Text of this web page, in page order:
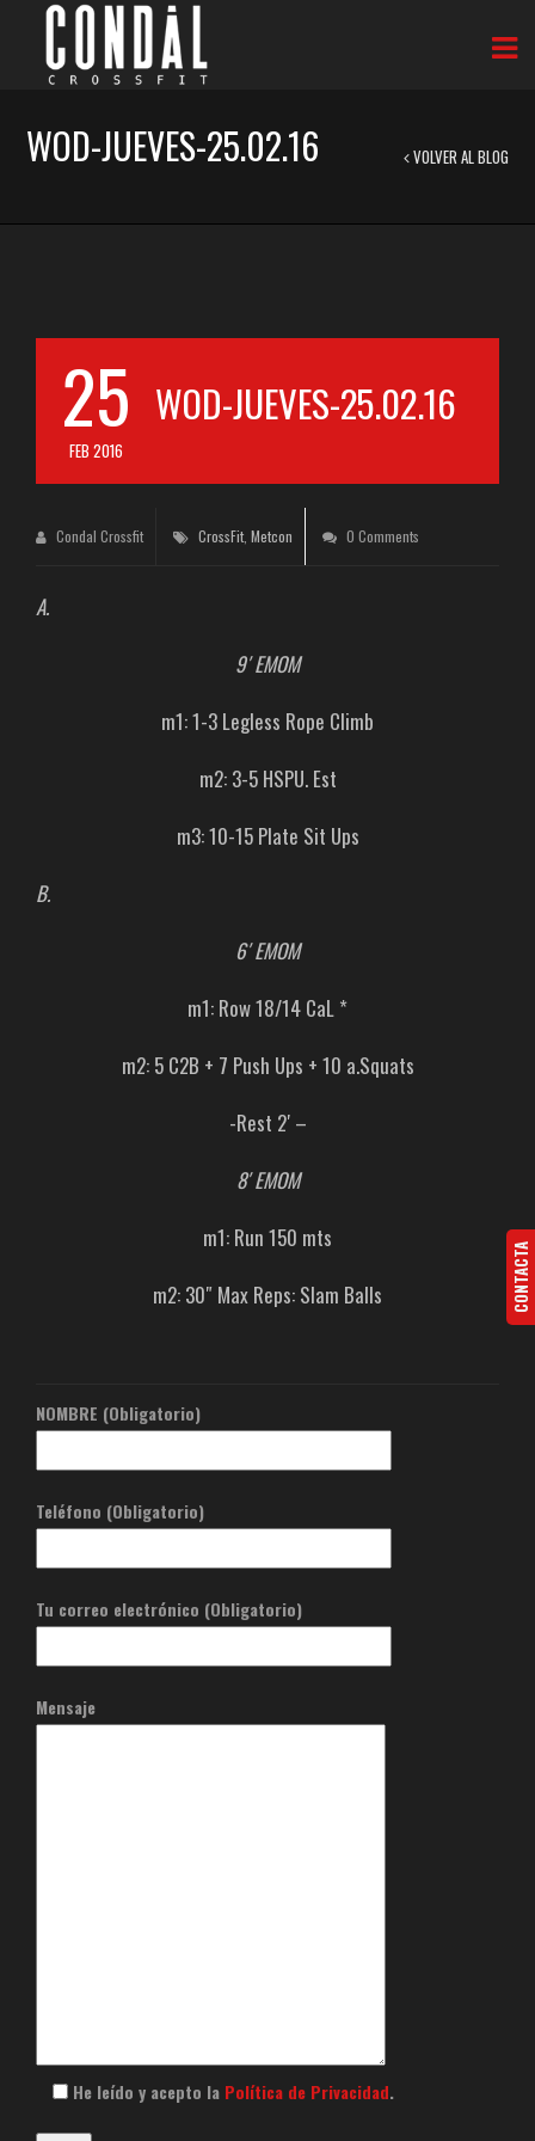
WOD-JUEVES-25.02.16 VOLVER AL BLOG
25
FEB 2016
WOD-JUEVES-25.02.16
Condal Crossfit CrossFit Metcon 0 Comments
A.
9′ EMOM
m1: 1-3 Legless Rope Climb
m2: 3-5 HSPU. Est
m3: 10-15 Plate Sit Ups
B.
6′ EMOM
m1: Row 18/14 CaL *
m2: 5 C2B + 7 Push Ups + 10 a.Squats
-Rest 2′ –
8′ EMOM
m1: Run 150 mts
m2: 30″ Max Reps: Slam Balls
NOMBRE (Obligatorio)
Teléfono (Obligatorio)
Tu correo electrónico (Obligatorio)
Mensaje
He leído y acepto la Política de Privacidad.
CONTACTA